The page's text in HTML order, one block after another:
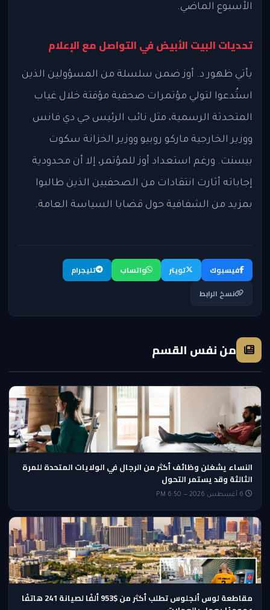
الأسبوع الماضي.
تحديات البيت الأبيض في التواصل مع الإعلام
يأتي ظهور د. أوز ضمن سلسلة من المسؤولين الذين
استُدعوا لتولي مؤتمرات صحفية مؤقتة خلال غياب
المتحدثة الرسمية، مثل نائب الرئيس جي دي فانس
ووزير الخارجية ماركو روبيو ووزير الخزانة سكوت
بيسنت. ورغم استعداد أوز للمؤتمر، إلا أن محدودية
إجاباته أثارت انتقادات من الصحفيين الذين طالبوا
بمزيد من الشفافية حول قضايا السياسة العامة.
فيسبوك تويتر واتساب
تليجرام
نسخ الرابط
من نفس القسم
النساء يشغلن وظائف أكثر من الرجال في الولايات المتحدة للمرة
الثالثة وقد يستمر التحول
مقاطعة لوس أنجلوس تطلب أكثر من $953 ألفًا لصيانة 241 هاتفًا